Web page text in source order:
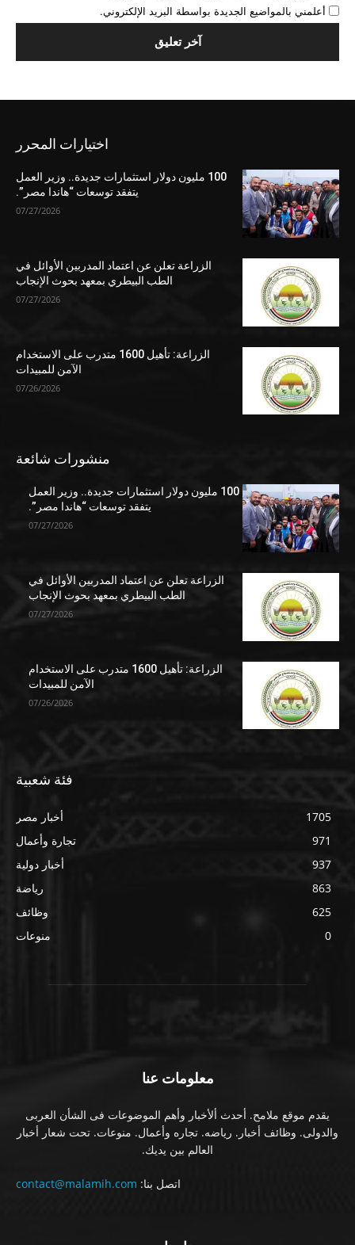
أعلمني بالمواضيع الجديدة بواسطة البريد الإلكتروني.
اختيارات المحرر
100 مليون دولار استثمارات جديدة.. وزير العمل
يتفقد توسعات “هاندا مصر”.
07/27/2026
الزراعة تعلن عن اعتماد المدربين الأوائل في
الطب البيطري بمعهد بحوث الإنجاب
07/27/2026
الزراعة: تأهيل 1600 متدرب على الاستخدام
الآمن للمبيدات
07/26/2026
منشورات شائعة
100 مليون دولار استثمارات جديدة.. وزير العمل
يتفقد توسعات “هاندا مصر”.
07/27/2026
الزراعة تعلن عن اعتماد المدربين الأوائل في
الطب البيطري بمعهد بحوث الإنجاب
07/27/2026
الزراعة: تأهيل 1600 متدرب على الاستخدام
الآمن للمبيدات
07/26/2026
فئة شعبية
أخبار مصر
1705
تجارة وأعمال
971
أخبار دولية
937
رياضة
863
وظائف
625
منوعات
0
معلومات عنا
يقدم موقع ملامح. أحدث ألأخبار وأهم الموضوعات فى الشأن العربى
والدولى. وظائف أخبار. رياضه. تجاره وأعمال. منوعات. تحت شعار أخبار
العالم بين يديك.
اتصل بنا: contact@malamih.com